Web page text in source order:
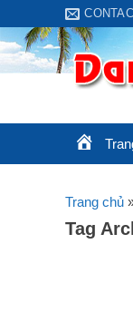
to
content
Trang chủ
Tag